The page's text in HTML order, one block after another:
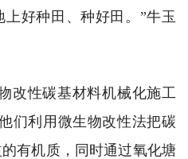
好种田、种好田。”牛玉
改性碳基材料机械化施工
们利用微生物改性法把碳
有机质，同时通过氧化塘